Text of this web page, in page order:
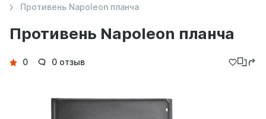
Противень Napoleon планча
Противень Napoleon планча
Детали
0 0 отзыв